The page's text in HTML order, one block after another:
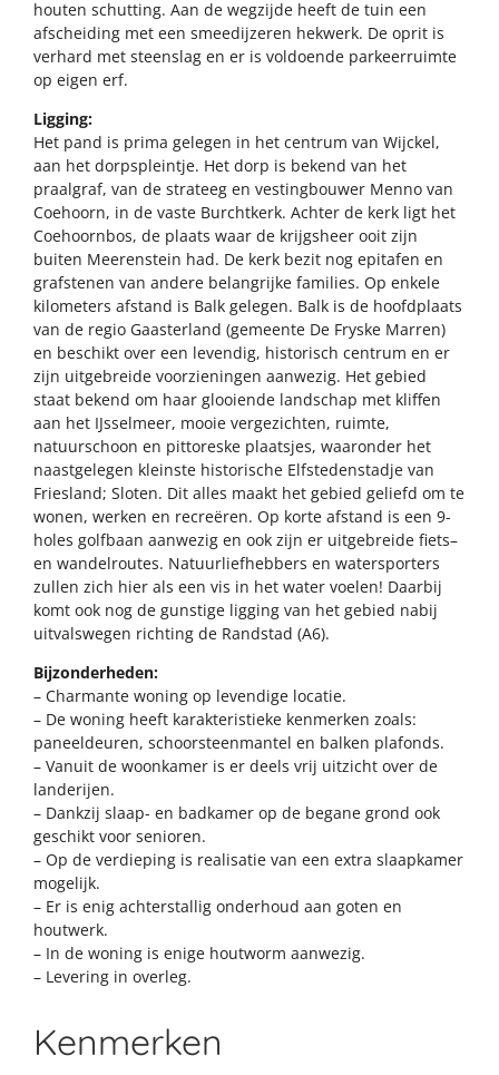
houten schutting. Aan de wegzijde heeft de tuin een
afscheiding met een smeedijzeren hekwerk. De oprit is
verhard met steenslag en er is voldoende parkeerruimte
op eigen erf.
Ligging:
Het pand is prima gelegen in het centrum van Wijckel,
aan het dorpspleintje. Het dorp is bekend van het
praalgraf, van de strateeg en vestingbouwer Menno van
Coehoorn, in de vaste Burchtkerk. Achter de kerk ligt het
Coehoornbos, de plaats waar de krijgsheer ooit zijn
buiten Meerenstein had. De kerk bezit nog epitafen en
grafstenen van andere belangrijke families. Op enkele
kilometers afstand is Balk gelegen. Balk is de hoofdplaats
van de regio Gaasterland (gemeente De Fryske Marren)
en beschikt over een levendig, historisch centrum en er
zijn uitgebreide voorzieningen aanwezig. Het gebied
staat bekend om haar glooiende landschap met kliffen
aan het IJsselmeer, mooie vergezichten, ruimte,
natuurschoon en pittoreske plaatsjes, waaronder het
naastgelegen kleinste historische Elfstedenstadje van
Friesland; Sloten. Dit alles maakt het gebied geliefd om te
wonen, werken en recreëren. Op korte afstand is een 9-
holes golfbaan aanwezig en ook zijn er uitgebreide fiets–
en wandelroutes. Natuurliefhebbers en watersporters
zullen zich hier als een vis in het water voelen! Daarbij
komt ook nog de gunstige ligging van het gebied nabij
uitvalswegen richting de Randstad (A6).
Bijzonderheden:
– Charmante woning op levendige locatie.
– De woning heeft karakteristieke kenmerken zoals:
paneeldeuren, schoorsteenmantel en balken plafonds.
– Vanuit de woonkamer is er deels vrij uitzicht over de
landerijen.
– Dankzij slaap- en badkamer op de begane grond ook
geschikt voor senioren.
– Op de verdieping is realisatie van een extra slaapkamer
mogelijk.
– Er is enig achterstallig onderhoud aan goten en
houtwerk.
– In de woning is enige houtworm aanwezig.
– Levering in overleg.
Kenmerken